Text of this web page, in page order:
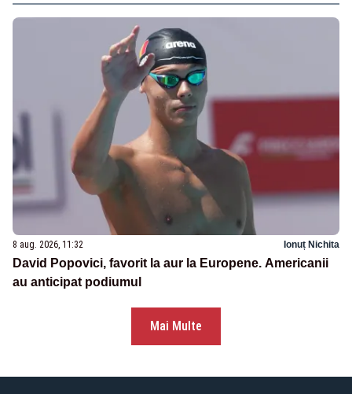
8 aug. 2026, 11:32 Ionuț Nichita
David Popovici, favorit la aur la Europene. Americanii
au anticipat podiumul
Mai Multe